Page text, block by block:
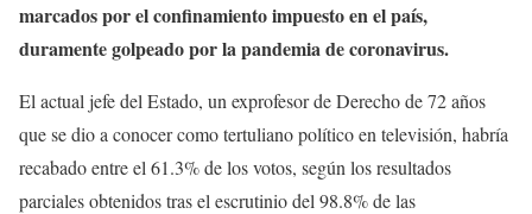
marcados por el confinamiento impuesto en el país,
duramente golpeado por la pandemia de coronavirus.
El actual jefe del Estado, un exprofesor de Derecho de 72 años
que se dio a conocer como tertuliano político en televisión, habría
recabado entre el 61.3% de los votos, según los resultados
parciales obtenidos tras el escrutinio del 98.8% de las